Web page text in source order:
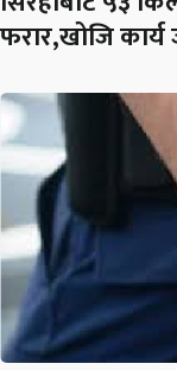
फरार,खोजि कार्य